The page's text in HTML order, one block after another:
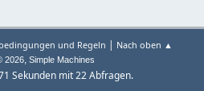
und Regeln | Nach oben ▲
2026, Simple Machines
Sekunden mit 22 Abfragen.